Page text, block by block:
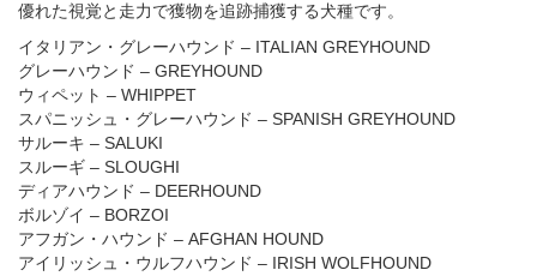
優れた視覚と走力で獲物を追跡捕獲する犬種です。
イタリアン・グレーハウンド – ITALIAN GREYHOUND
グレーハウンド – GREYHOUND
ウィペット – WHIPPET
スパニッシュ・グレーハウンド – SPANISH GREYHOUND
サルーキ – SALUKI
スルーギ – SLOUGHI
ディアハウンド – DEERHOUND
ボルゾイ – BORZOI
アフガン・ハウンド – AFGHAN HOUND
アイリッシュ・ウルフハウンド – IRISH WOLFHOUND